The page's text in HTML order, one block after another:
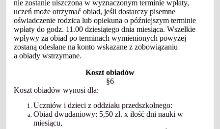
nie zostanie uiszczona w wyznaczonym terminie wpłaty,
uczeń może otrzymać obiad, jeśli dostarczy pisemne
oświadczenie rodzica lub opiekuna o późniejszym terminie
wpłaty do godz. 11.00 dziesiątego dnia miesiąca. Wszelkie
wpływy za obiad po terminach wymienionych powyżej
zostaną odesłane na konto wskazane z zobowiązaniu
a obiady wstrzymane.
Koszt obiadów
§6
Koszt obiadów wynosi dla:
Uczniów i dzieci z oddziału przedszkolnego:
Obiad dwudaniowy: 5,50 zł. x ilość dni nauki w
miesiącu,